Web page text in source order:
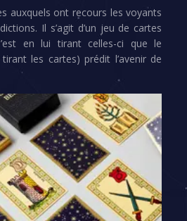
auxquels ont recours les voyants
Il s’agit d’un jeu de cartes
en lui tirant celles-ci que le
les cartes) prédit l’avenir de